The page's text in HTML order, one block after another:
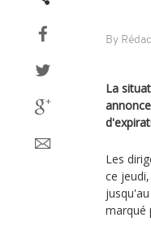
By
La
Les
ce
marqué